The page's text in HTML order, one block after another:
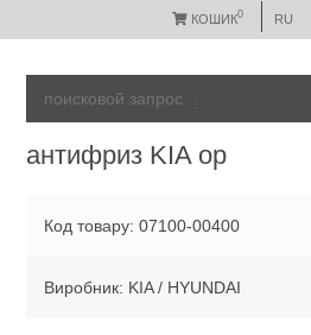
КОШИК0 RU
антифриз KIA ор
Код товару: 07100-00400
Виробник: KIA / HYUNDAI